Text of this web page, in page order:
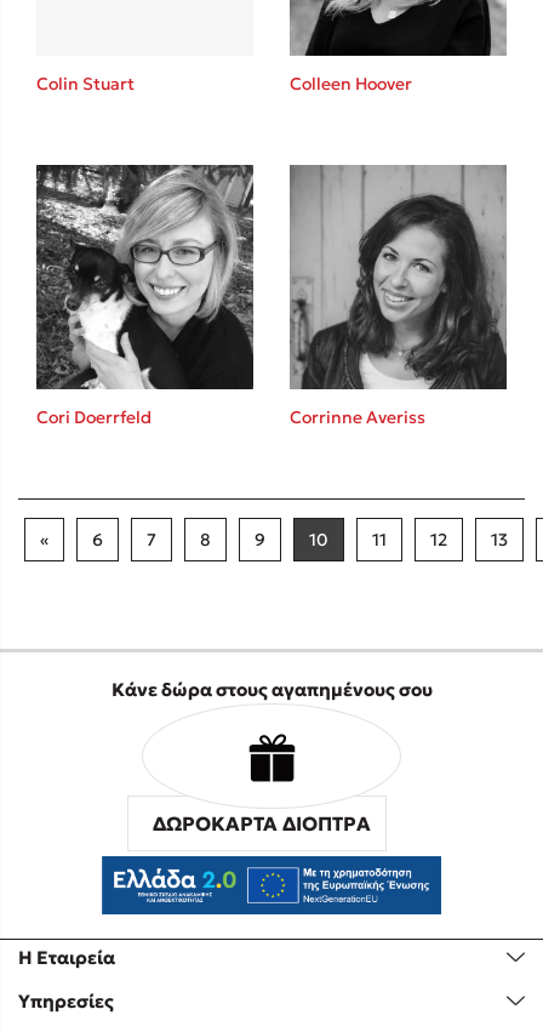
Colin Stuart Colleen Hoover
Cori Doerrfeld Corrinne Averiss
« 6 7 8 9 10 11 12 13
Η Εταιρεία
Υπηρεσίες
Κάνε δώρα στους αγαπημένους σου
ΔΩΡΟΚΑΡΤΑ ΔΙΟΠΤΡΑ